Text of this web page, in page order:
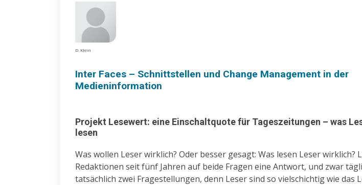
D. Klein
Inter Faces – Schnittstellen und Change Management in der
Medieninformation
Projekt Lesewert: eine Einschaltquote für Tageszeitungen – was
lesen
Was wollen Leser wirklich? Oder besser gesagt: Was lesen Leser wirklich?
Redaktionen seit fünf Jahren auf beide Fragen eine Antwort, und zwar
tatsächlich zwei Fragestellungen, denn Leser sind so vielschichtig wie das